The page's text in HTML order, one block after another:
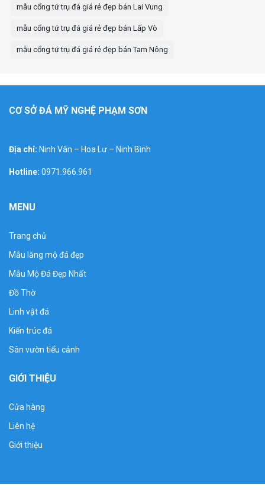
mẫu cổng tứ trụ đá giá rẻ đẹp bán Lai Vung
mẫu cổng tứ trụ đá giá rẻ đẹp bán Lấp Vò
mẫu cổng tứ trụ đá giá rẻ đẹp bán Tam Nông
CƠ SỞ ĐÁ MỸ NGHỆ PHẠM SƠN
Địa chỉ: Ninh Vân – Hoa Lư – Ninh Bình
Hotline: 0971.966.961
MENU
Trang chủ
Mẫu lăng mộ đá đẹp
Mẫu Mộ Đá Đẹp Nhất
Đồ Thờ
Linh vật đá
Kiến trúc đá
Sân vườn tiểu cảnh
GIỚI THIỆU
Cửa hàng
Liên hệ
Giới thiệu